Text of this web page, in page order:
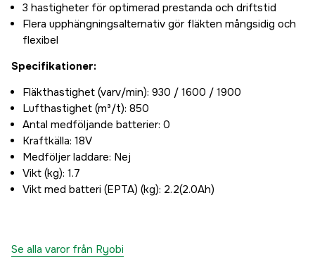
3 hastigheter för optimerad prestanda och driftstid
Flera upphängningsalternativ gör fläkten mångsidig och
flexibel
Specifikationer:
Fläkthastighet (varv/min): 930 / 1600 / 1900
Lufthastighet (m³/t): 850
Antal medföljande batterier: 0
Kraftkälla: 18V
Medföljer laddare: Nej
Vikt (kg): 1.7
Vikt med batteri (EPTA) (kg): 2.2(2.0Ah)
Se alla varor från Ryobi